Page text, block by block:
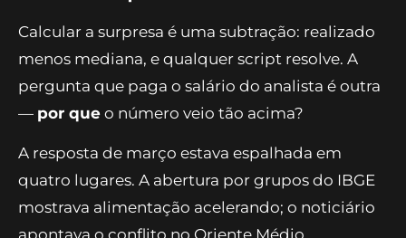
A pergunta que o script
não responde
Calcular a surpresa é uma subtração: realizado
menos mediana, e qualquer script resolve. A
pergunta que paga o salário do analista é outra
—por queo número veio tão acima?
A resposta de março estava espalhada em